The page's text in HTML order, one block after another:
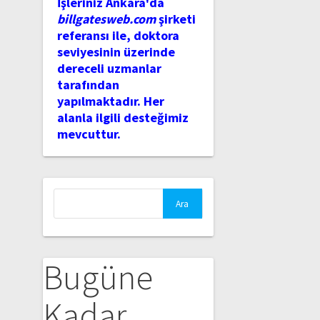
billgatesweb.comşirketi
referansı ile, doktora
seviyesinin üzerinde
dereceli uzmanlar
tarafından
yapılmaktadır. Her
alanla ilgili desteğimiz
mevcuttur.
Bugüne